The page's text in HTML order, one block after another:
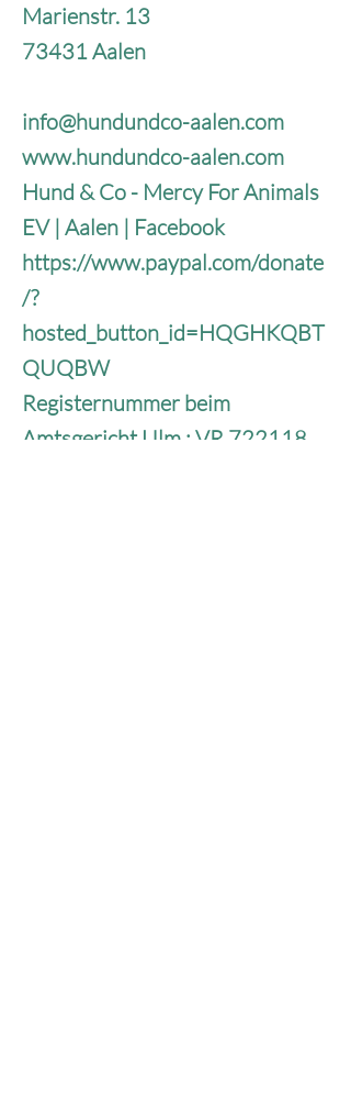
Marienstr. 13
73431 Aalen
info@hundundco-aalen.com
www.hundundco-aalen.com
Hund & Co - Mercy For Animals
EV | Aalen | Facebook
https://www.paypal.com/donate
/?
hosted_button_id=HQGHKQBT
QUQBW
Registernummer beim
Amtsgericht Ulm : VR 722118